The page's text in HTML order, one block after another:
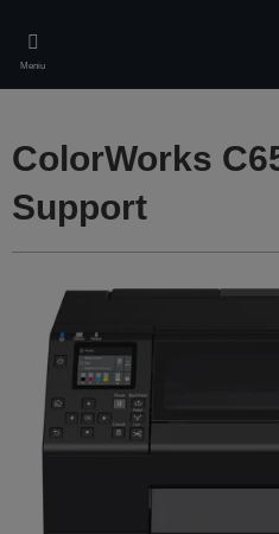
main
content
Meniu
ColorWorks
Support